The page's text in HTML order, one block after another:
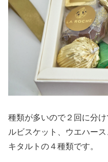
種類が多いので２回に分
ルビスケット、ウエハー
キタルトの４種類です。